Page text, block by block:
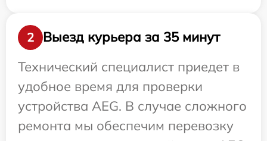
2
Выезд курьера за 35 минут
Технический специалист приедет в
удобное время для проверки
устройства AEG. В случае сложного
ремонта мы обеспечим перевозку